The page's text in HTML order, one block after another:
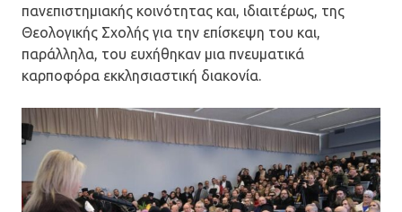
πανεπιστημιακής κοινότητας και, ιδιαιτέρως, της
Θεολογικής Σχολής για την επίσκεψη του και,
παράλληλα, του ευχήθηκαν μια πνευματικά
καρποφόρα εκκλησιαστική διακονία.